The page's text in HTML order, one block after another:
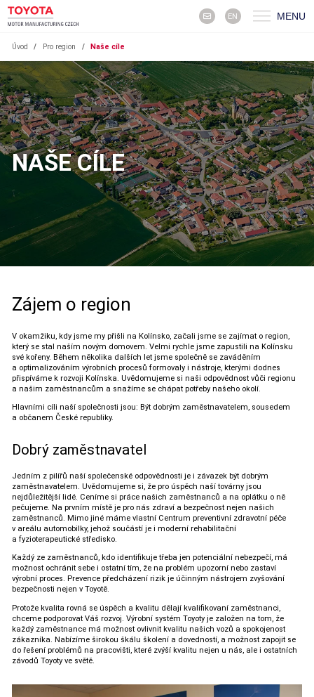
EN MENU
Úvod / Pro region / Naše cíle
NAŠE CÍLE
Zájem o region
V okamžiku, kdy jsme my přišli na Kolínsko, začali jsme se zajímat o region,
který se stal naším novým domovem. Velmi rychle jsme zapustili na Kolínsku
své kořeny. Během několika dalších let jsme společně se zaváděním
a optimalizováním výrobních procesů formovaly i nástroje, kterými dodnes
přispíváme k rozvoji Kolínska. Uvědomujeme si naši odpovědnost vůči regionu
a našim zaměstnancům a snažíme se chápat potřeby našeho okolí.
Hlavními cíli naší společnosti jsou: Být dobrým zaměstnavatelem, sousedem
a občanem České republiky.
Dobrý zaměstnavatel
Jedním z pilířů naší společenské odpovědnosti je i závazek být dobrým
zaměstnavatelem. Uvědomujeme si, že pro úspěch naší továrny jsou
nejdůležitější lidé. Ceníme si práce našich zaměstnanců a na oplátku o ně
pečujeme. Na prvním místě je pro nás zdraví a bezpečnost nejen našich
zaměstnanců. Mimo jiné máme vlastní Centrum preventivní zdravotní péče
v areálu automobilky, jehož součástí je i moderní rehabilitační
a fyzioterapeutické středisko.
Každý ze zaměstnanců, kdo identifikuje třeba jen potenciální nebezpečí, má
možnost ochránit sebe i ostatní tím, že na problém upozorní nebo zastaví
výrobní proces. Prevence předcházení rizik je účinným nástrojem zvyšování
bezpečnosti nejen v Toyotě.
Protože kvalita rovná se úspěch a kvalitu dělají kvalifikovaní zaměstnanci,
chceme podporovat Váš rozvoj. Výrobní systém Toyoty je založen na tom, že
každý zaměstnance má možnost ovlivnit kvalitu našich vozů a spokojenost
zákazníka. Nabízíme širokou škálu školení a dovedností, a možnost zapojit se
do řešení problémů na pracovišti, které zvýší kvalitu nejen u nás, ale i ostatních
závodů Toyoty ve světě.